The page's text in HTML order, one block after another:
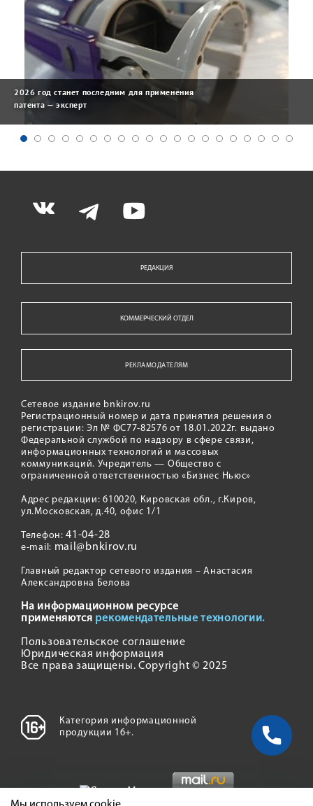
2026 год станет последним для применения
патента — эксперт
РЕДАКЦИЯ
КОММЕРЧЕСКИЙ ОТДЕЛ
РЕКЛАМОДАТЕЛЯМ
Сетевое издание bnkirov.ru
Регистрационный номер и дата принятия решения о
регистрации: Эл № ФС77-82576 от 18.01.2022г. выдано
Федеральной службой по надзору в сфере связи,
информационных технологий и массовых
коммуникаций. Учредитель — Общество с
ограниченной ответственностью «Бизнес Ньюс»
Адрес редакции: 610020, Кировская обл., г.Киров,
ул.Московская, д.40, офис 1/1
Телефон:41-04-28
e-mail: mail@bnkirov.ru
Главный редактор сетевого издания – Анастасия
Александровна Белова
На информационном ресурсе
применяются рекомендательные технологии.
Пользовательское соглашение
Юридическая информация
Все права защищены. Copyright © 2025
Категория информационной
продукции 16+.